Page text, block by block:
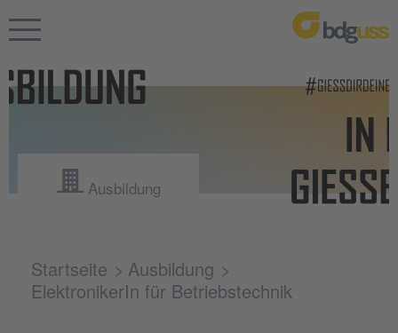
Ausbildung
Startseite
Ausbildung
ElektronikerIn für Betriebstechnik